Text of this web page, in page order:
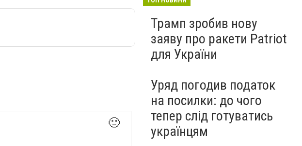
🙂
Трамп зробив нову
заяву про ракети Patriot
для України
Уряд погодив податок
на посилки: до чого
тепер слід готуватись
українцям